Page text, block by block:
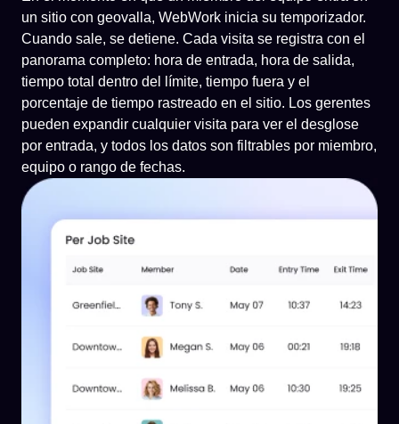
un sitio con geovalla, WebWork inicia su temporizador.
Cuando sale, se detiene. Cada visita se registra con el
panorama completo: hora de entrada, hora de salida,
tiempo total dentro del límite, tiempo fuera y el
porcentaje de tiempo rastreado en el sitio. Los gerentes
pueden expandir cualquier visita para ver el desglose
por entrada, y todos los datos son filtrables por miembro,
equipo o rango de fechas.